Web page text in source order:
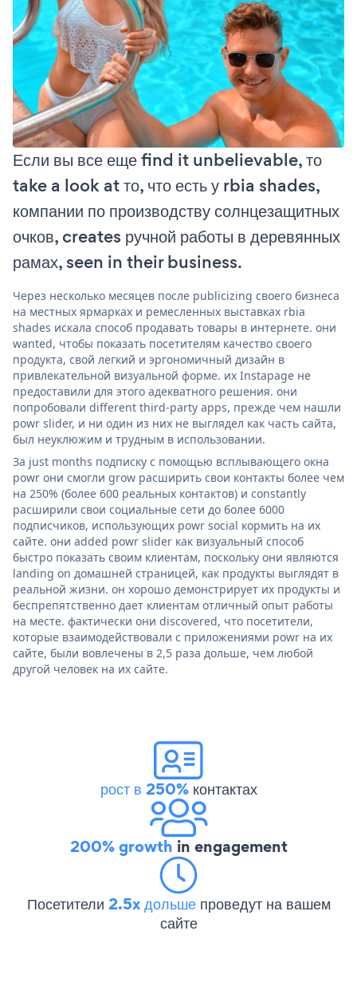
Если вы все еще find it unbelievable, то
take a look at то, что есть у rbia shades,
компании по производству солнцезащитных
очков, creates ручной работы в деревянных
рамах, seen in their business.
Через несколько месяцев после publicizing своего бизнеса
на местных ярмарках и ремесленных выставках rbia
shades искала способ продавать товары в интернете. они
wanted, чтобы показать посетителям качество своего
продукта, свой легкий и эргономичный дизайн в
привлекательной визуальной форме. их Instapage не
предоставили для этого адекватного решения. они
попробовали different third-party apps, прежде чем нашли
powr slider, и ни один из них не выглядел как часть сайта,
был неуклюжим и трудным в использовании.
За just months подписку с помощью всплывающего окна
powr они смогли grow расширить свои контакты более чем
на 250% (более 600 реальных контактов) и constantly
расширили свои социальные сети до более 6000
подписчиков, использующих powr social кормить на их
сайте. они added powr slider как визуальный способ
быстро показать своим клиентам, поскольку они являются
landing on домашней страницей, как продукты выглядят в
реальной жизни. он хорошо демонстрирует их продукты и
беспрепятственно дает клиентам отличный опыт работы
на месте. фактически они discovered, что посетители,
которые взаимодействовали с приложениями powr на их
сайте, были вовлечены в 2,5 раза дольше, чем любой
другой человек на их сайте.
рост в 250%контактах
200% growth in engagement
Посетители 2.5x дольше проведут на вашем
сайте